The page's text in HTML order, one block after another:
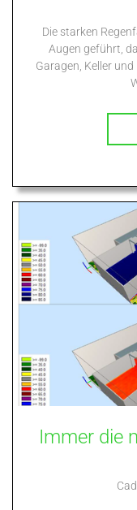
Die starken
Augen geführt,
Garagen, Keller
Immer die